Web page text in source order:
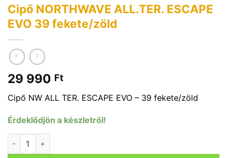
Cipő NORTHWAVE ALL.TER. ESCAPE
EVO 39 fekete/zöld
29 990 Ft
Cipő NW ALL TER. ESCAPE EVO – 39 fekete/zöld
Érdeklődjön a készletről!
Cipő NORTHWAVE ALL.TER. ESCAPE EVO 39 fekete/zöld